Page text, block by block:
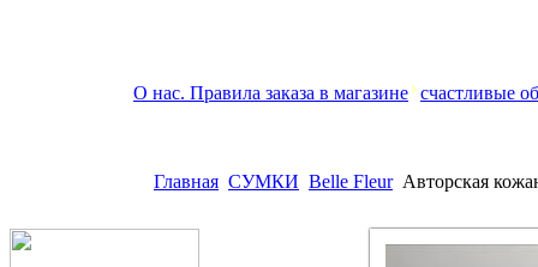
О нас. Правила заказа в магазине счастливые
Главная СУМКИ Belle Fleur Авторская